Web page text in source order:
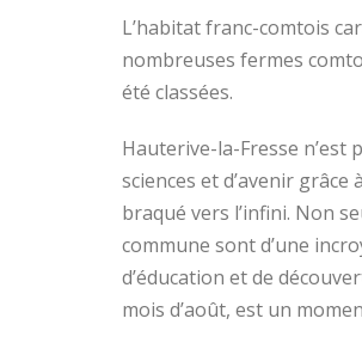
L’habitat franc-comtois
nombreuses fermes
été classées.
Hauterive-la-Fresse n’est
sciences et d’avenir
braqué vers l’infini. Non
commune sont d’une
d’éducation et de
mois d’août, est un